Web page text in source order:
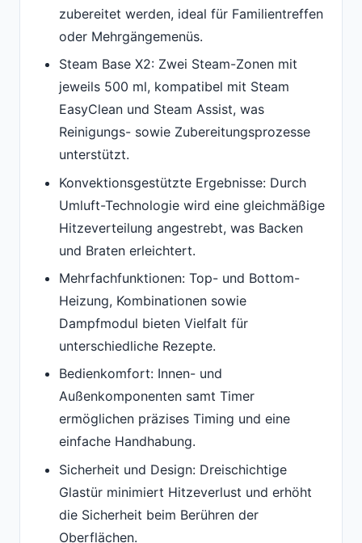
zubereitet werden, ideal für Familientreffen
oder Mehrgängemenüs.
Steam Base X2: Zwei Steam-Zonen mit
jeweils 500 ml, kompatibel mit Steam
EasyClean und Steam Assist, was
Reinigungs- sowie Zubereitungsprozesse
unterstützt.
Konvektionsgestützte Ergebnisse: Durch
Umluft-Technologie wird eine gleichmäßige
Hitzeverteilung angestrebt, was Backen
und Braten erleichtert.
Mehrfachfunktionen: Top- und Bottom-
Heizung, Kombinationen sowie
Dampfmodul bieten Vielfalt für
unterschiedliche Rezepte.
Bedienkomfort: Innen- und
Außenkomponenten samt Timer
ermöglichen präzises Timing und eine
einfache Handhabung.
Sicherheit und Design: Dreischichtige
Glastür minimiert Hitzeverlust und erhöht
die Sicherheit beim Berühren der
Oberflächen.